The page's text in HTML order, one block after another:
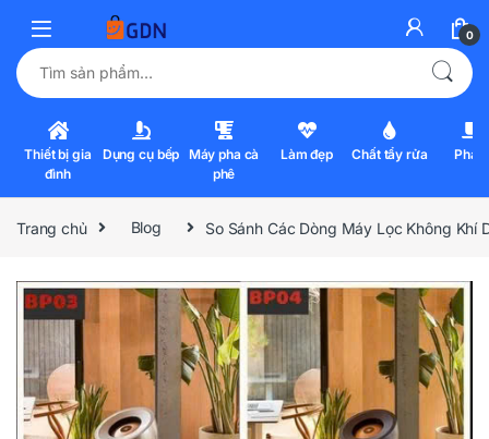
0
Tìm kiếm:
Thiết bị gia
đình
Dụng cụ bếp Máy pha cà
phê
Làm đẹp Chất tẩy rửa Pha
Trang chủ Blog So Sánh Các Dòng Máy Lọc Không Khí